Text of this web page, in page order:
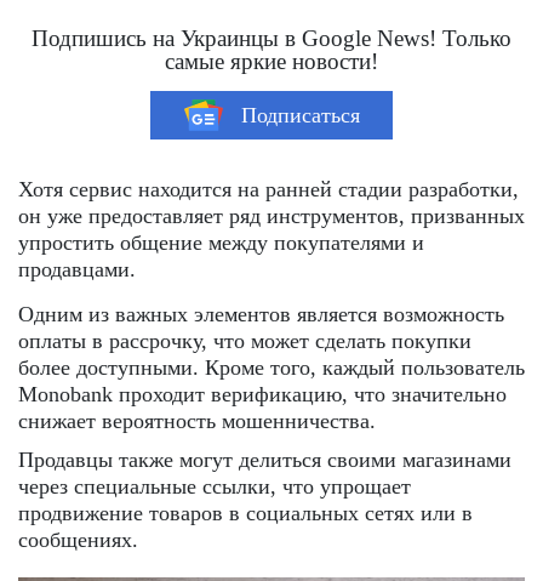
Подпишись на Украинцы в Google News! Только
самые яркие новости!
Подписаться
Хотя сервис находится на ранней стадии разработки,
он уже предоставляет ряд инструментов, призванных
упростить общение между покупателями и
продавцами.
Одним из важных элементов является возможность
оплаты в рассрочку, что может сделать покупки
более доступными. Кроме того, каждый пользователь
Monobank проходит верификацию, что значительно
снижает вероятность мошенничества.
Продавцы также могут делиться своими магазинами
через специальные ссылки, что упрощает
продвижение товаров в социальных сетях или в
сообщениях.